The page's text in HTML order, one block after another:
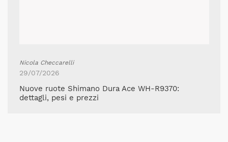
Nicola Checcarelli
29/07/2026
Nuove ruote Shimano Dura Ace WH-R9370:
dettagli, pesi e prezzi